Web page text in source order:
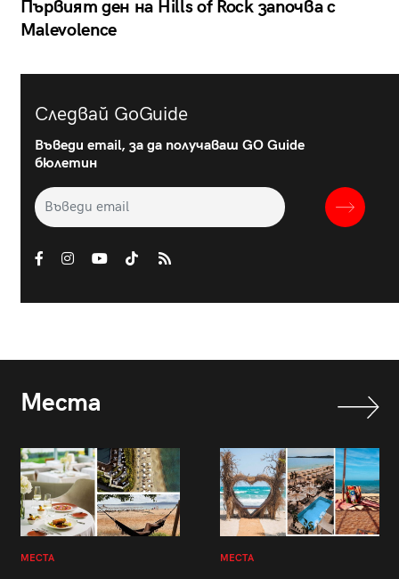
Първият ден на Hills of Rock започва с
Malevolence
Следвай GoGuide
Въведи email, за да получаваш GO Guide
бюлетин
Места
МЕСТА МЕСТА